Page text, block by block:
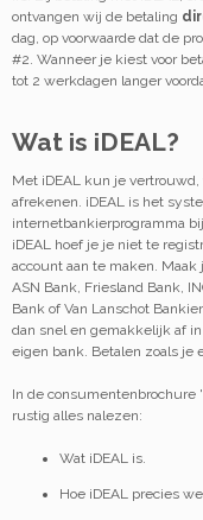
ontvangen wij de betaling
dag, op voorwaarde dat de
#2. Wanneer je kiest voor
tot 2 werkdagen langer
Wat is iDEAL?
Met iDEAL kun je
afrekenen. iDEAL is het
internetbankierprogramma
iDEAL hoef je je niet te
account aan te maken.
ASN Bank, Friesland Bank,
Bank of Van Lanschot
dan snel en gemakkelijk af
eigen bank. Betalen zoals je
In de consumentenbrochure
rustig alles nalezen:
Wat iDEAL is.
Hoe iDEAL precies